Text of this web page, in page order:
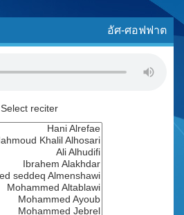
อัศ-ศอฟฟาต
Select reciter